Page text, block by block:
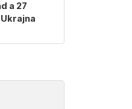
a 27